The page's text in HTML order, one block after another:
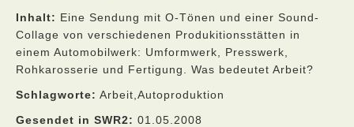
Inhalt: Eine Sendung mit O-Tönen und einer Sound-
Collage von verschiedenen Produkitionsstätten in
einem Automobilwerk: Umformwerk, Presswerk,
Rohkarosserie und Fertigung. Was bedeutet Arbeit?
Schlagworte: Arbeit,Autoproduktion
Gesendet in SWR2: 01.05.2008